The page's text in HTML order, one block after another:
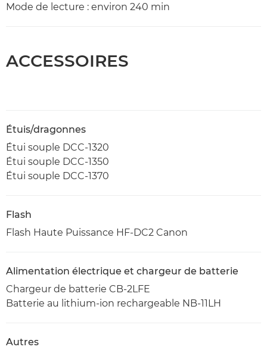
Mode de lecture : environ 240 min
ACCESSOIRES
Étuis/dragonnes
Étui souple DCC-1320
Étui souple DCC-1350
Étui souple DCC-1370
Flash
Flash Haute Puissance HF-DC2 Canon
Alimentation électrique et chargeur de batterie
Chargeur de batterie CB-2LFE
Batterie au lithium-ion rechargeable NB-11LH
Autres